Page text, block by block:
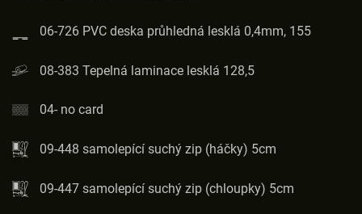
06-726 PVC deska průhledná lesklá 0,4mm, 155
08-383 Tepelná laminace lesklá 128,5
04- no card
09-448 samolepící suchý zip (háčky) 5cm
09-447 samolepící suchý zip (chloupky) 5cm